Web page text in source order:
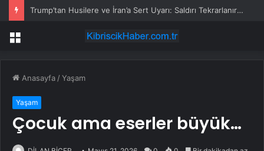
Trump’tan Husilere ve İran’a Sert Uyarı: Saldırı Tekrarlanırsa Askeri Müdahale Kapıda
Menü
Anasayfa /Yaşam
Yaşam
Çocuk ama eserler büyük…